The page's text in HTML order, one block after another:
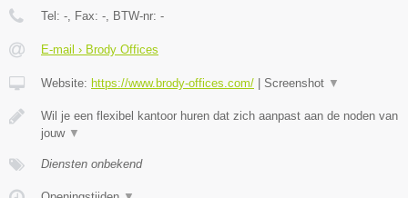
Tel: -, Fax: -, BTW-nr: -
E-mail › Brody Offices
Website: https://www.brody-offices.com/ Screenshot ▼
Wil je een flexibel kantoor huren dat zich aanpast aan de noden van
jouw ▼
Diensten onbekend